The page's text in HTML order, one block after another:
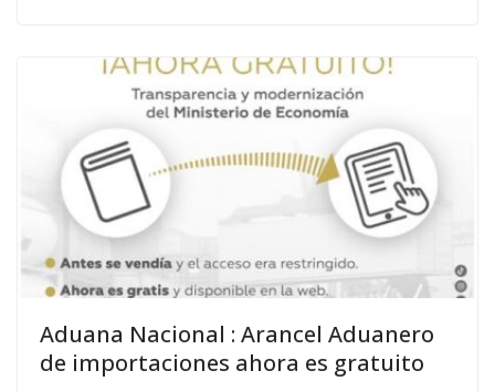
Aduana Nacional : Arancel Aduanero
de importaciones ahora es gratuito